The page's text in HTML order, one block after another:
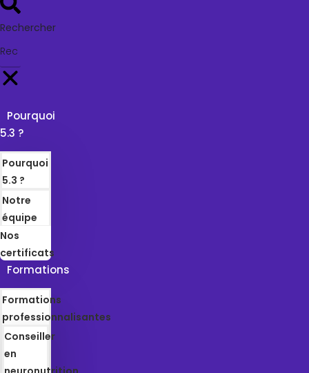
Rechercher
Pourquoi
5.3 ?
Pourquoi
5.3 ?
Notre
équipe
Nos
certificats
Formations
Formations
professionnalisantes
Conseiller
en